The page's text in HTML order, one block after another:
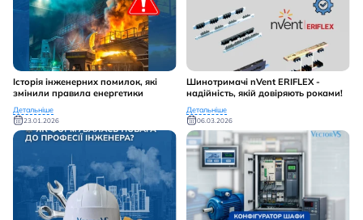
Історія інженерних помилок, які
змінили правила енергетики
Детальніше
Шинотримачі nVent ERIFLEX -
надійність, якій довіряють роками!
Детальніше
23.01.2026 06.03.2026